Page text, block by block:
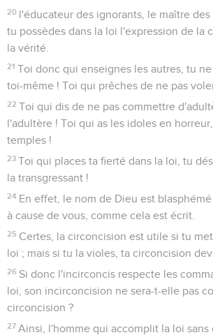
20 l'éducateur des ignorants, le maître
tu possèdes dans la loi l'expression de la
la vérité.
21 Toi donc qui enseignes les autres, tu
toi-même ! Toi qui prêches de ne pas
22 Toi qui dis de ne pas commettre
l'adultère ! Toi qui as les idoles en
temples !
23 Toi qui places ta fierté dans la loi, tu
la transgressant !
24 En effet, le nom de Dieu est
à cause de vous, comme cela est écrit.
25 Certes, la circoncision est utile si tu
loi ; mais si tu la violes, ta circoncision
26 Si donc l'incirconcis respecte les
loi, son incirconcision ne sera-t-elle pas
circoncision ?
27 Ainsi, l'homme qui accomplit la loi sans